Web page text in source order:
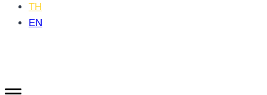
TH
EN